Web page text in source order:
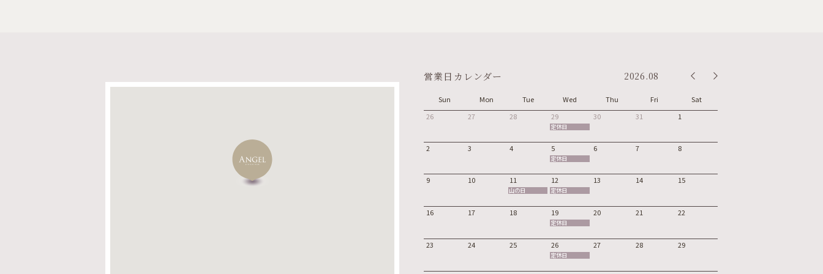
営業日カレンダー 2026.08
Sun Mon Tue Wed Thu Fri
Sat
26
27 28 29
定休日
30 31 1
2 3 4 5
定休日
6 7 8
9 10 11
山の日
12
定休日
13 14 15
16 17 18 19
定休日
20 21 22
23 24 25 26
定休日
27 28 29